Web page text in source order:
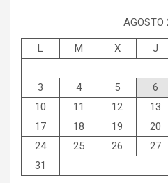
AGOSTO
L M X J
3
4 5 6
10
11 12 13
17
18 19 20
24
25 26 27
31